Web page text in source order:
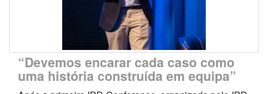
“Devemos encarar cada caso como
uma história construída em equipa”